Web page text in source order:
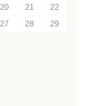
20 21
22
27 28
29